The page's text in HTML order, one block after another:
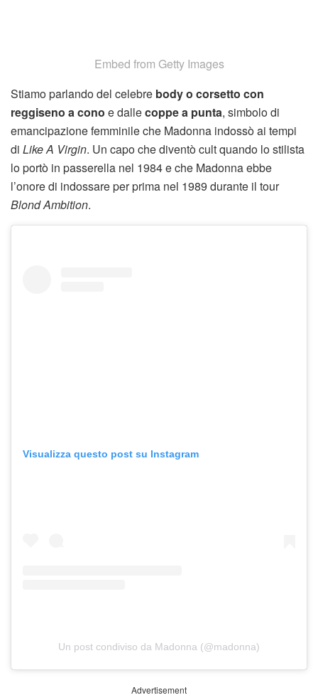
Embed from Getty Images
Stiamo parlando del celebre body o corsetto con
reggiseno a cono e dallecoppe a punta, simbolo di
emancipazione femminile che Madonna indossò ai tempi
di Like A Virgin. Un capo che diventò cult quando lo stilista
lo portò in passerella nel 1984 e che Madonna ebbe
l’onore di indossare per prima nel 1989 durante il tour
Blond Ambition.
Visualizza questo post su Instagram
Un post condiviso da Madonna (@madonna)
Advertisement